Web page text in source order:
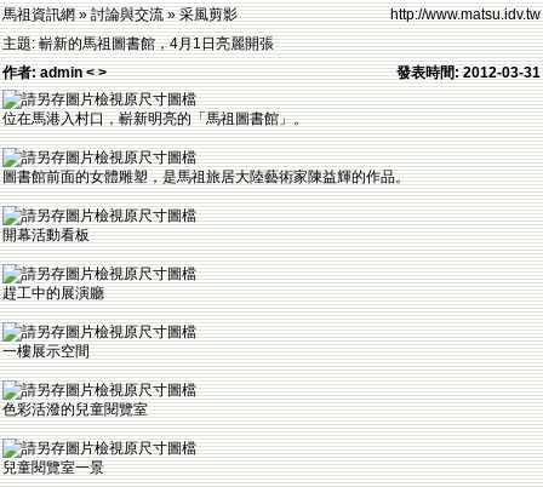
馬祖資訊網 » 討論與交流 » 采風剪影
http://www.matsu.idv.tw
主題: 嶄新的馬祖圖書館，4月1日亮麗開張
作者: admin < >
發表時間: 2012-03-31
位在馬港入村口，嶄新明亮的「馬祖圖書館」。
圖書館前面的女體雕塑，是馬祖旅居大陸藝術家陳益輝的作品。
開幕活動看板
趕工中的展演廳
一樓展示空間
色彩活潑的兒童閱覽室
兒童閱覽室一景